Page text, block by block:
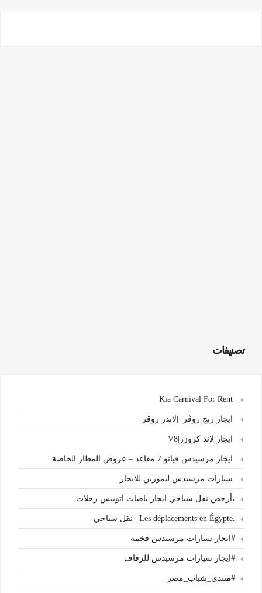
تصنيفات
ايجار رنج روڤر |لاندر روڤر
ايجار لاند كروزر|V8
ايجار مرسيدس فيانو 7 مقاعد – عروض المطار الخاصة
سيارات مرسيدس ليموزين للايجار
،أرخص نقل سياحي ايجار باصات اتوبيس رحلات
.Les déplacements en Égypte | نقل سياحي
#ايجار سيارات مرسيدس فخمه
#ايجار سيارات مرسيدس للزفاف
#منتدي_شباب_مصر